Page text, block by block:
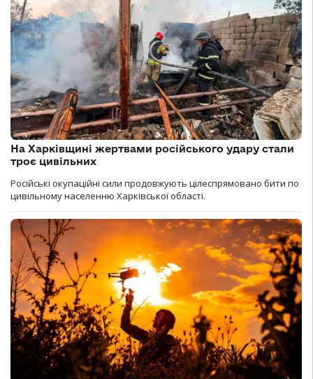
На Харківщині жертвами російського удару стали
троє цивільних
Російські окупаційні сили продовжують цілеспрямовано бити по
цивільному населенню Харківської області.